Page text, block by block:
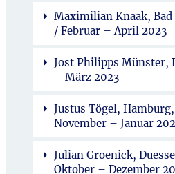
Maximilian Knaak, Bad
/ Februar – April 2023
Jost Philipps Münster,
– März 2023
Justus Tögel,
November – Januar
Julian Groenick,
Oktober – Dezember